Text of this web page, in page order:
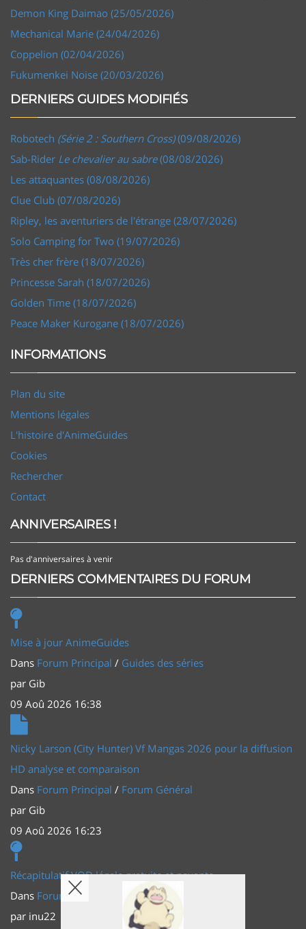
Demon King Daimao (25/05/2026)
Mechanical Marie (24/04/2026)
Coppelion (02/04/2026)
Fukumenkei Noise (20/03/2026)
DERNIERS GUIDES MODIFIÉS
Robotech (Série 2 : Southern Cross)(09/08/2026)
Sab-Rider Le chevalier au sabre(08/08/2026)
Les attaquantes (08/08/2026)
Clue Club (07/08/2026)
Ripley, les aventuriers de l'étrange (28/07/2026)
Solo Camping for Two (19/07/2026)
Très cher frère (18/07/2026)
Princesse Sarah (18/07/2026)
Golden Time (18/07/2026)
Peace Maker Kurogane (18/07/2026)
INFORMATIONS
Plan du site
Mentions légales
L'histoire d'AnimeGuides
Cookies
Rechercher
Contact
ANNIVERSAIRES !
Pas d'anniversaires à venir
DERNIERS COMMENTAIRES DU FORUM
Mise à jour AnimeGuides
Dans Forum Principal / Guides des séries
par Gib
09 Aoû 2026 16:38
Nicky Larson (City Hunter) Vf Mangas 2026 pour la diffusion
HD analyse et comparaison
Dans Forum Principal / Forum Général
par Gib
09 Aoû 2026 16:23
Récapitulatif VOD légale gratuite et payante
Dans Forum Principal
Actus (TV, vidéo, web)
par inu22